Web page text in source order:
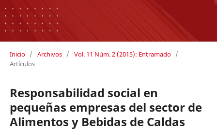
Inicio / Archivos / Vol. 11 Núm. 2 (2015): Entramado /
Artículos
Responsabilidad social en
pequeñas empresas del sector de
Alimentos y Bebidas de Caldas